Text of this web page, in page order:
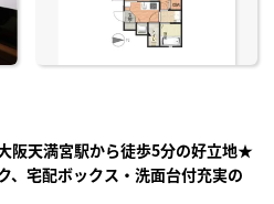
阪天満宮駅から徒歩5分の好立地★
、宅配ボックス・洗面台付充実の